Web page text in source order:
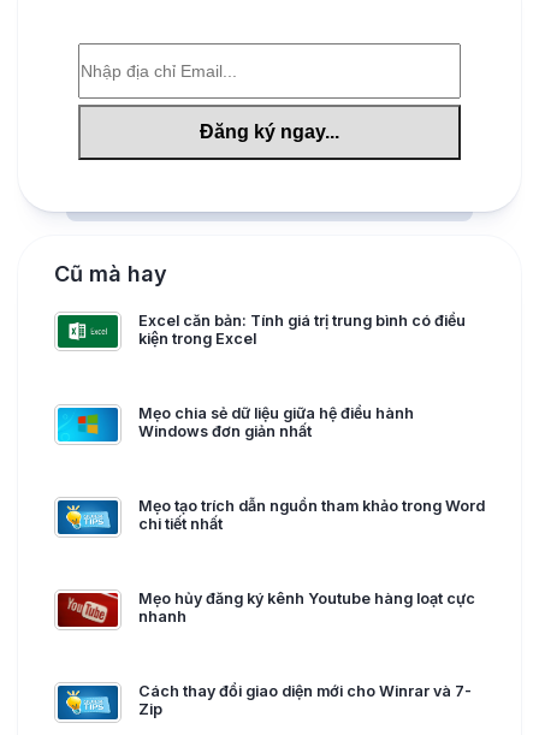
Cũ mà hay
Excel căn bản: Tính giá trị trung bình có điều
kiện trong Excel
Mẹo chia sẻ dữ liệu giữa hệ điều hành
Windows đơn giản nhất
Mẹo tạo trích dẫn nguồn tham khảo trong Word
chi tiết nhất
Mẹo hủy đăng ký kênh Youtube hàng loạt cực
nhanh
Cách thay đổi giao diện mới cho Winrar và 7-
Zip